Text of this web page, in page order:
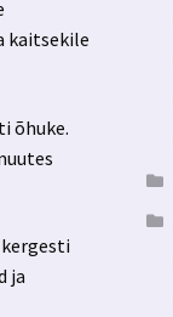
kaitsekile
õhuke.
ja